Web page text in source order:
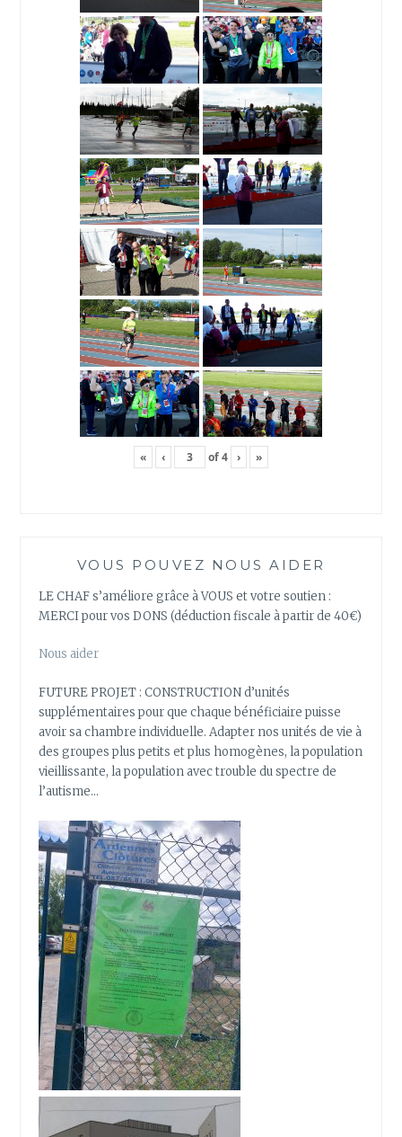
« ‹ of4 › »
VOUS POUVEZ NOUS AIDER
LE CHAF s’améliore grâce à VOUS et votre soutien :
MERCI pour vos DONS (déduction fiscale à partir de 40€)
Nous aider
FUTURE PROJET : CONSTRUCTION d’unités
supplémentaires pour que chaque bénéficiaire puisse
avoir sa chambre individuelle. Adapter nos unités de vie à
des groupes plus petits et plus homogènes, la population
vieillissante, la population avec trouble du spectre de
l’autisme…